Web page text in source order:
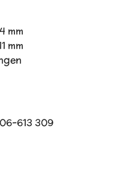
mm
mm
613 309